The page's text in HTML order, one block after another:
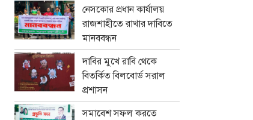
নেসকোর প্রধান কার্যালয়
রাজশাহীতে রাখার দাবিতে
মানববন্ধন
দাবির মুখে রাবি থেকে
বিতর্কিত বিলবোর্ড সরাল
প্রশাসন
সমাবেশ সফল করতে